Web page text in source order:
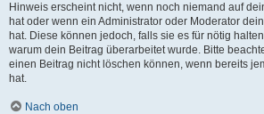
Hinweis erscheint nicht, wenn noch niemand auf
hat oder wenn ein Administrator oder Moderator
hat. Diese können jedoch, falls sie es für nötig
warum dein Beitrag überarbeitet wurde. Bitte
einen Beitrag nicht löschen können, wenn bereits
hat.
Nach oben